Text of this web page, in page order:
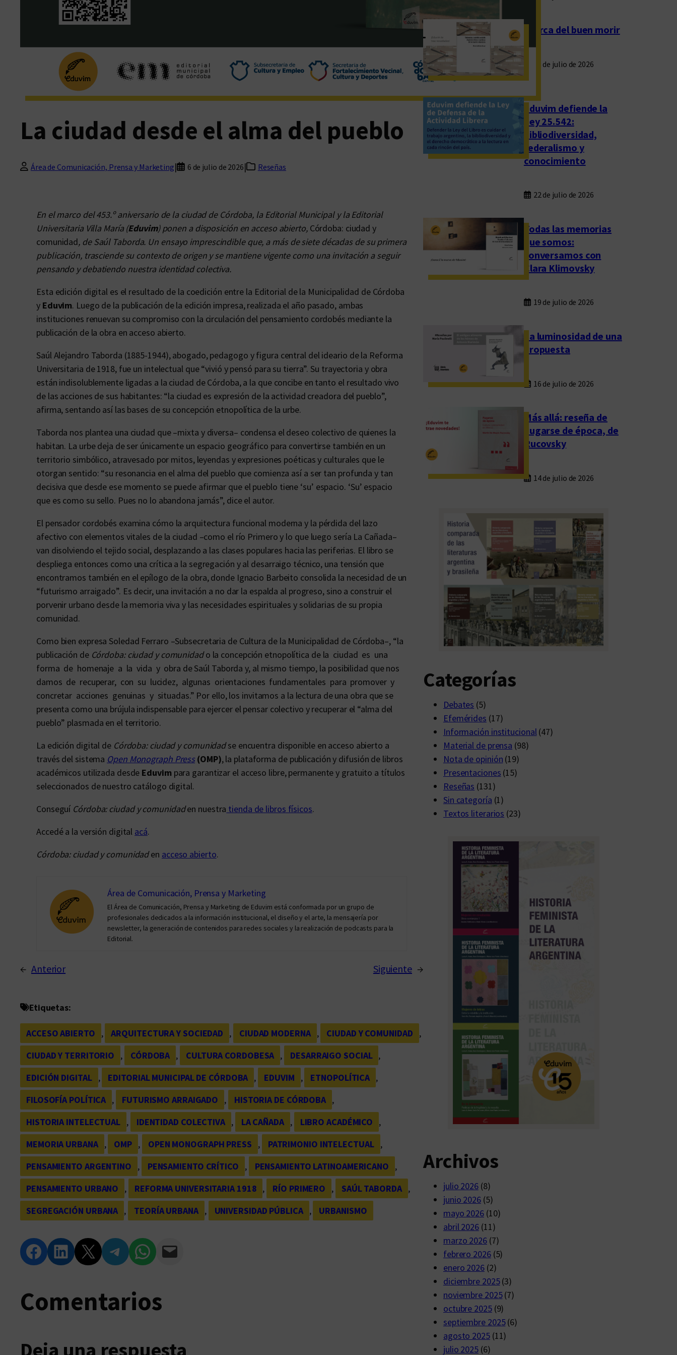
La ciudad desde el alma del pueblo
Área de Comunicación, Prensa y Marketing| 6 de julio de 2026| Reseñas
En el marco del 453.º aniversario de la ciudad de Córdoba, la Editorial Municipal y la Editorial
Universitaria Villa María (Eduvim) ponen a disposición en acceso abierto, Córdoba: ciudad y
comunidad, de Saúl Taborda. Un ensayo imprescindible que, a más de siete décadas de su primera
publicación, trasciende su contexto de origen y se mantiene vigente como una invitación a seguir
pensando y debatiendo nuestra identidad colectiva.
Esta edición digital es el resultado de la coedición entre la Editorial de la Municipalidad de Córdoba
y Eduvim. Luego de la publicación de la edición impresa, realizada el año pasado, ambas
instituciones renuevan su compromiso con la circulación del pensamiento cordobés mediante la
publicación de la obra en acceso abierto.
Saúl Alejandro Taborda (1885-1944), abogado, pedagogo y figura central del ideario de la Reforma
Universitaria de 1918, fue un intelectual que “vivió y pensó para su tierra”. Su trayectoria y obra
están indisolublemente ligadas a la ciudad de Córdoba, a la que concibe en tanto el resultado vivo
de las acciones de sus habitantes: “la ciudad es expresión de la actividad creadora del pueblo”,
afirma, sentando así las bases de su concepción etnopolítica de la urbe.
Taborda nos plantea una ciudad que –mixta y diversa– condensa el deseo colectivo de quienes la
habitan. La urbe deja de ser únicamente un espacio geográfico para convertirse también en un
territorio simbólico, atravesado por mitos, leyendas y expresiones poéticas y culturales que le
otorgan sentido: “su resonancia en el alma del pueblo que comienza así a ser tan profunda y tan
decisiva que desde ese momento se puede afirmar que el pueblo tiene ‘su’ espacio. ‘Su’ espacio
que es como su sello. Pues no lo abandona jamás”, dice el autor.
El pensador cordobés examina cómo la arquitectura funcional moderna y la pérdida del lazo
afectivo con elementos vitales de la ciudad –como el río Primero y lo que luego sería La Cañada–
van disolviendo el tejido social, desplazando a las clases populares hacia las periferias. El libro se
despliega entonces como una crítica a la segregación y al desarraigo técnico, una tensión que
encontramos también en el epílogo de la obra, donde Ignacio Barbeito consolida la necesidad de un
“futurismo arraigado”. Es decir, una invitación a no dar la espalda al progreso, sino a construir el
porvenir urbano desde la memoria viva y las necesidades espirituales y solidarias de su propia
comunidad.
Como bien expresa Soledad Ferraro –Subsecretaria de Cultura de la Municipalidad de Córdoba–, “la
publicación de Córdoba: ciudad y comunidado la concepción etnopolítica de la ciudad es una
forma de homenaje a la vida y obra de Saúl Taborda y, al mismo tiempo, la posibilidad que nos
damos de recuperar, con su lucidez, algunas orientaciones fundamentales para promover y
concretar acciones genuinas y situadas.” Por ello, los invitamos a la lectura de una obra que se
presenta como una brújula indispensable para ejercer el pensar colectivo y recuperar el “alma del
pueblo” plasmada en el territorio.
La edición digital de Córdoba: ciudad y comunidadse encuentra disponible en acceso abierto a
través del sistema Open Monograph Press (OMP), la plataforma de publicación y difusión de libros
académicos utilizada desde Eduvim para garantizar el acceso libre, permanente y gratuito a títulos
seleccionados de nuestro catálogo digital.
Conseguí Córdoba: ciudad y comunidaden nuestra tienda de libros físicos.
Accedé a la versión digital acá.
Córdoba: ciudad y comunidaden acceso abierto.
Área de Comunicación, Prensa y Marketing
El Área de Comunicación, Prensa y Marketing de Eduvim está conformada por un grupo de
profesionales dedicados a la información institucional, el diseño y el arte, la mensajería por
newsletter, la generación de contenidos para redes sociales y la realización de podcasts para la
Editorial.
← Anterior Siguiente →
Etiquetas:
ACCESO ABIERTO , ARQUITECTURA Y SOCIEDAD , CIUDAD MODERNA , CIUDAD Y COMUNIDAD
,
CIUDAD Y TERRITORIO
, CÓRDOBA , CULTURA CORDOBESA , DESARRAIGO SOCIAL ,
EDICIÓN DIGITAL , EDITORIAL MUNICIPAL DE CÓRDOBA , EDUVIM , ETNOPOLÍTICA ,
FILOSOFÍA POLÍTICA , FUTURISMO ARRAIGADO , HISTORIA DE CÓRDOBA ,
HISTORIA INTELECTUAL , IDENTIDAD COLECTIVA , LA CAÑADA , LIBRO ACADÉMICO
,
MEMORIA URBANA , OMP , OPEN MONOGRAPH PRESS , PATRIMONIO INTELECTUAL ,
PENSAMIENTO ARGENTINO
, PENSAMIENTO CRÍTICO , PENSAMIENTO LATINOAMERICANO
,
PENSAMIENTO URBANO
, REFORMA UNIVERSITARIA 1918 , RÍO PRIMERO , SAÚL TABORDA ,
SEGREGACIÓN URBANA , TEORÍA URBANA , UNIVERSIDAD PÚBLICA , URBANISMO
Compartir en Facebook Compartir en LinkedIn Compartir en Twitter Compartir en Telegram Compartir en WhatsApp Compartir vía Email
Comentarios
Deja una respuesta
Acerca del buen morir
23 de julio de 2026
Eduvim defiende la
Ley 25.542:
bibliodiversidad,
federalismo y
conocimiento
22 de julio de 2026
Todas las memorias
que somos:
conversamos con
Clara Klimovsky
19 de julio de 2026
La luminosidad de una
propuesta
16 de julio de 2026
Más allá: reseña de
Fugarse de época, de
Rucovsky
14 de julio de 2026
Categorías
Debates (5)
Efemérides (17)
Información institucional(47)
Material de prensa (98)
Nota de opinión (19)
Presentaciones (15)
Reseñas (131)
Sin categoría (1)
Textos literarios (23)
Archivos
julio 2026(8)
junio 2026(5)
mayo 2026 (10)
abril 2026(11)
marzo 2026(7)
febrero 2026(5)
enero 2026(2)
diciembre 2025(3)
noviembre 2025(7)
octubre 2025(9)
septiembre 2025(6)
agosto 2025(11)
julio 2025(6)